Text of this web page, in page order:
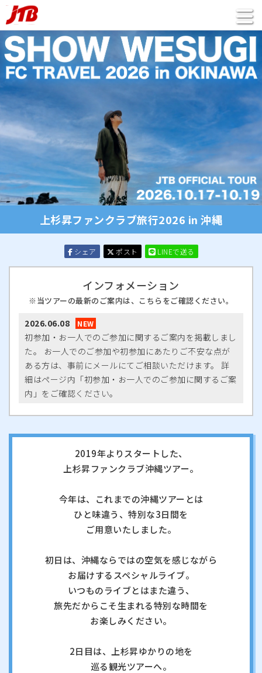
上杉昇ファンクラブ旅行2026 in 沖縄
シェア ポスト LINEで送る
インフォメーション
当ツアーの最新のご案内は、こちらをご確認ください。
2026.06.08
初参加・お一人でのご参加に関するご案内を掲載しまし
た。 お一人でのご参加や初参加にあたりご不安な点が
ある方は、事前にメールにてご相談いただけます。 詳
細はページ内「初参加・お一人でのご参加に関するご案
内」をご確認ください。
2019年よりスタートした、
上杉昇ファンクラブ沖縄ツアー。
今年は、これまでの沖縄ツアーとは
ひと味違う、特別な3日間を
ご用意いたしました。
初日は、沖縄ならではの空気を感じながら
お届けするスペシャルライブ。
いつものライブとはまた違う、
旅先だからこそ生まれる特別な時間を
お楽しみください。
2日目は、上杉昇ゆかりの地を
巡る観光ツアーへ。